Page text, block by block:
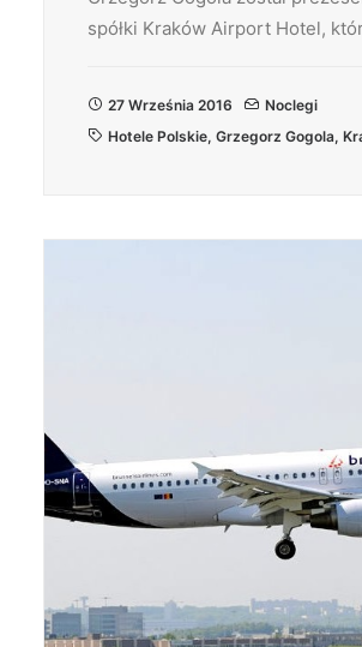
spółki Kraków Airport Hotel,
27 Września 2016
Noclegi
Hotele Polskie, Grzegorz Gogola,